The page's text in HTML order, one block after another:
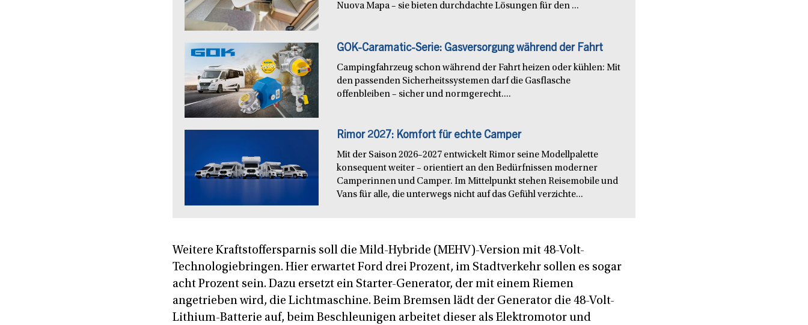
Nuova Mapa – sie bieten durchdachte Lösungen für den ...
GOK-Caramatic-Serie: Gasversorgung während der Fahrt
Campingfahrzeug schon während der Fahrt heizen oder kühlen: Mit
den passenden Sicherheitssystemen darf die Gasflasche
offenbleiben – sicher und normgerecht....
Rimor 2027: Komfort für echte Camper
Mit der Saison 2026–2027 entwickelt Rimor seine Modellpalette
konsequent weiter – orientiert an den Bedürfnissen moderner
Camperinnen und Camper. Im Mittelpunkt stehen Reisemobile und
Vans für alle, die unterwegs nicht auf das Gefühl verzichte...
Weitere Kraftstoffersparnis soll die Mild-Hybride (MEHV)-Version mit 48-Volt-
Technologiebringen. Hier erwartet Ford drei Prozent, im Stadtverkehr sollen es sogar
acht Prozent sein. Dazu ersetzt ein Starter-Generator, der mit einem Riemen
angetrieben wird, die Lichtmaschine. Beim Bremsen lädt der Generator die 48-Volt-
Lithium-Batterie auf, beim Beschleunigen arbeitet dieser als Elektromotor und